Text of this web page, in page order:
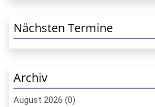
Nächsten Termine
Archiv
August 2026 (0)